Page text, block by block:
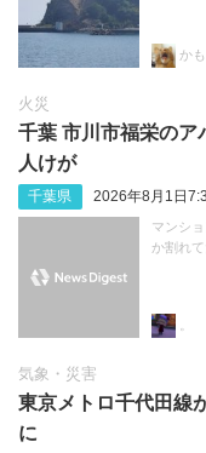
か
火災
千葉 市川市福栄のア
人けが
千葉県 2026年8月1日
マンシ
か割れて
気象・災害
東京メトロ千代田線
に